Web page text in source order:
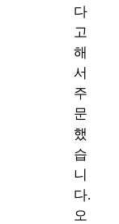
다
고
해
서
주
문
했
습
니
다.
오